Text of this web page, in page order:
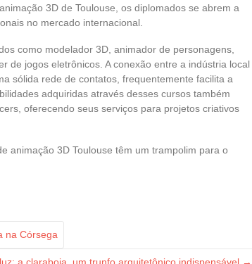
3D de Toulouse, os diplomados se abrem a
no mercado internacional.
como modelador 3D, animador de personagens,
de jogos eletrônicos. A conexão entre a indústria local
sólida rede de contatos, frequentemente facilita a
adquiridas através desses cursos também
oferecendo seus serviços para projetos criativos
animação 3D Toulouse têm um trampolim para o
na Córsega